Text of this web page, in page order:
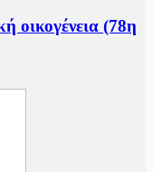
οικογένεια (78η